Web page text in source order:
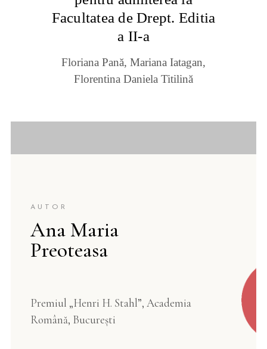
Facultatea de Drept. Editia
a II-a
Floriana Pană, Mariana Iatagan,
Florentina Daniela Titilină
AUTOR
Ana Maria
Preoteasa
Premiul „Henri H. Stahl”, Academia
Română, București